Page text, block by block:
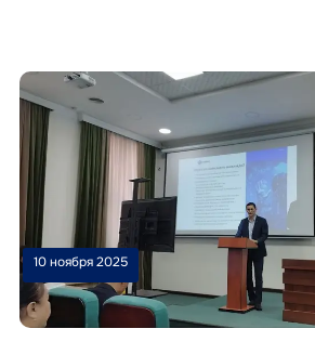
10 ноября 2025